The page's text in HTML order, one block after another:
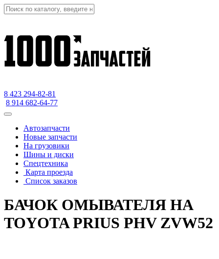
8 423 294-82-81
8 914 682-64-77
Автозапчасти
Новые запчасти
На грузовики
Шины и диски
Спецтехника
Карта проезда
Список заказов
БАЧОК ОМЫВАТЕЛЯ НА
TOYOTA PRIUS PHV ZVW52